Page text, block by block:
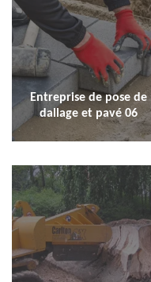
Entreprise de pose de
dallage et pavé 06